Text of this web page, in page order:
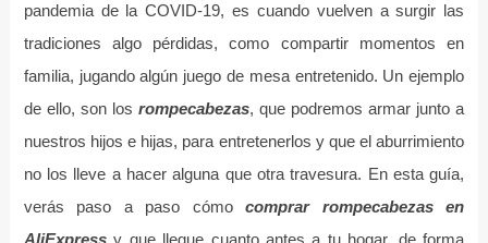
pandemia de la COVID-19, es cuando vuelven a surgir las
tradiciones algo pérdidas, como compartir momentos en
familia, jugando algún juego de mesa entretenido. Un ejemplo
de ello, son los rompecabezas, que podremos armar junto a
nuestros hijos e hijas, para entretenerlos y que el aburrimiento
no los lleve a hacer alguna que otra travesura. En esta guía,
verás paso a paso cómocomprar rompecabezas en
AliExpressy que llegue cuanto antes a tu hogar, de forma